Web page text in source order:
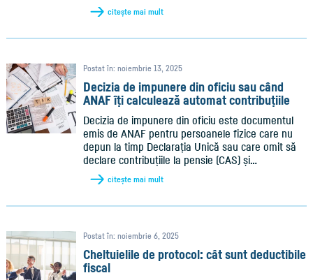
citește mai mult
Postat în: noiembrie 13, 2025
Decizia de impunere din oficiu sau când
ANAF îți calculează automat contribuțiile
Decizia de impunere din oficiu este documentul
emis de ANAF pentru persoanele fizice care nu
depun la timp Declarația Unică sau care omit să
declare contribuțiile la pensie (CAS) și…
citește mai mult
Postat în: noiembrie 6, 2025
Cheltuielile de protocol: cât sunt deductibile
fiscal